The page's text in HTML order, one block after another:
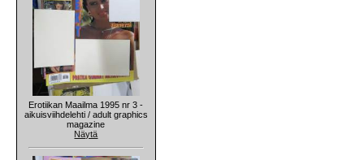
Erotiikan Maailma 1995 nr 3 -
aikuisviihdelehti / adult graphics
magazine
Näytä